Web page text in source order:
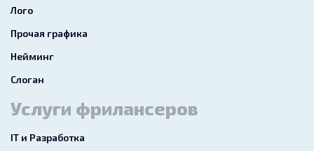
Лого
Прочая графика
Нейминг
Слоган
Услуги фрилансеров
IT и Разработка